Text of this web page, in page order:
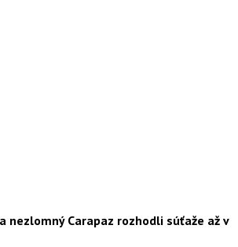
nezlomný Carapaz rozhodli súťaže až v